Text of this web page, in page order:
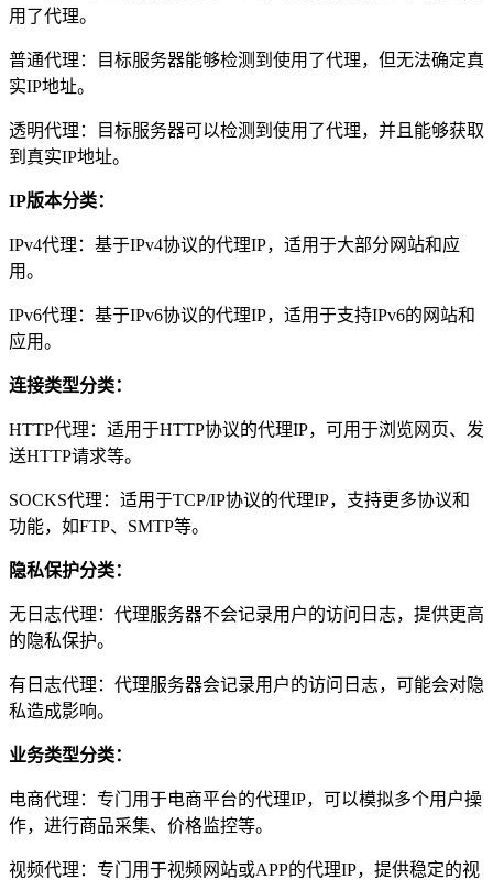
用了代理。
普通代理：目标服务器能够检测到使用了代理，但无法确定真
实IP地址。
透明代理：目标服务器可以检测到使用了代理，并且能够获取
到真实IP地址。
IP版本分类：
IPv4代理：基于IPv4协议的代理IP，适用于大部分网站和应
用。
IPv6代理：基于IPv6协议的代理IP，适用于支持IPv6的网站和
应用。
连接类型分类：
HTTP代理：适用于HTTP协议的代理IP，可用于浏览网页、发
送HTTP请求等。
SOCKS代理：适用于TCP/IP协议的代理IP，支持更多协议和
功能，如FTP、SMTP等。
隐私保护分类：
无日志代理：代理服务器不会记录用户的访问日志，提供更高
的隐私保护。
有日志代理：代理服务器会记录用户的访问日志，可能会对隐
私造成影响。
业务类型分类：
电商代理：专门用于电商平台的代理IP，可以模拟多个用户操
作，进行商品采集、价格监控等。
视频代理：专门用于视频网站或APP的代理IP，提供稳定的视